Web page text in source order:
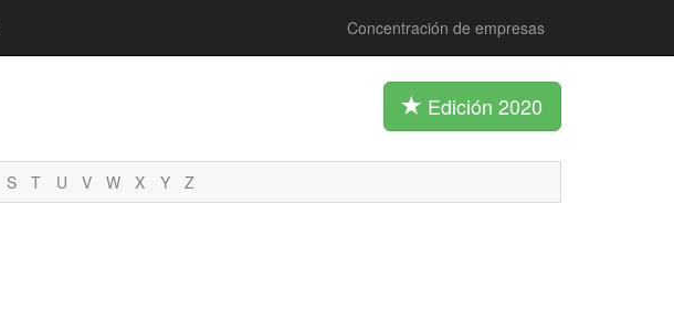
Concentración de empresas
Edición 2020
S T U V W X Y Z